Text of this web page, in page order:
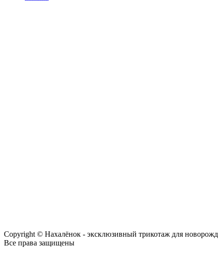
Copyright © Нахалёнок - эксклюзивный трикотаж для
Все права защищены